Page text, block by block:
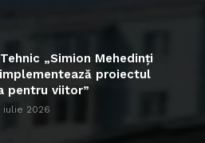
„Simion Mehedinți
proiectul
pentru viitor”
iulie 2026